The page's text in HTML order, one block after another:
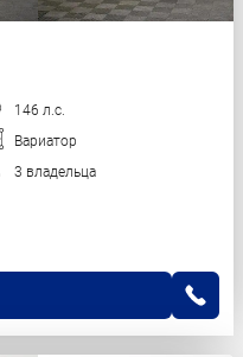
146 л.с.
Вариатор
3 владельца